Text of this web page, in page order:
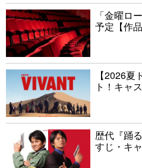
「金曜ロ
予定【作品
【2026
ト！キャ
歴代『踊
すじ・キ